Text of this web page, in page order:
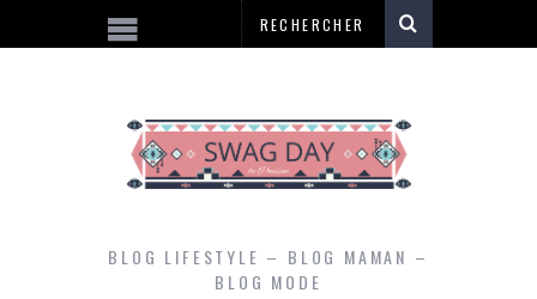
BLOG LIFESTYLE – BLOG MAMAN –
BLOG MODE